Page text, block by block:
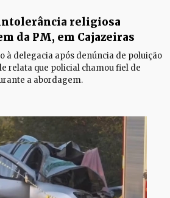
religiosa
da PM, em Cajazeiras
à delegacia após denúncia de poluição
relata que policial chamou fiel de
a abordagem.